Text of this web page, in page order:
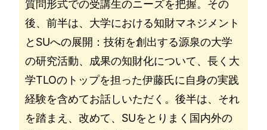
質問形式での受講生のニーズを把握。その
後、前半は、大学における知財マネジメント
とSUへの展開：技術を創出する源泉の大学
の研究活動、成果の知財化について、長く大
学TLOのトップを担った伊藤氏に自身の実践
経験を含めてお話しいただく。後半は、それ
を踏まえ、改めて、SUをとりまく国内外の